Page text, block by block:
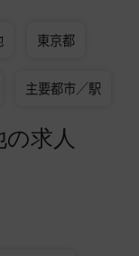
東京都
主要都市／駅
求人